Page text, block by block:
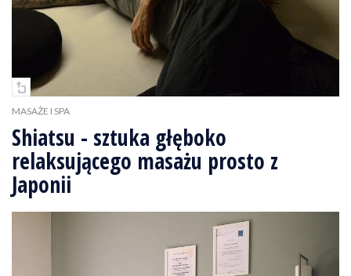
MASAŻE I SPA
Shiatsu - sztuka głęboko
relaksującego masażu prosto z
Japonii